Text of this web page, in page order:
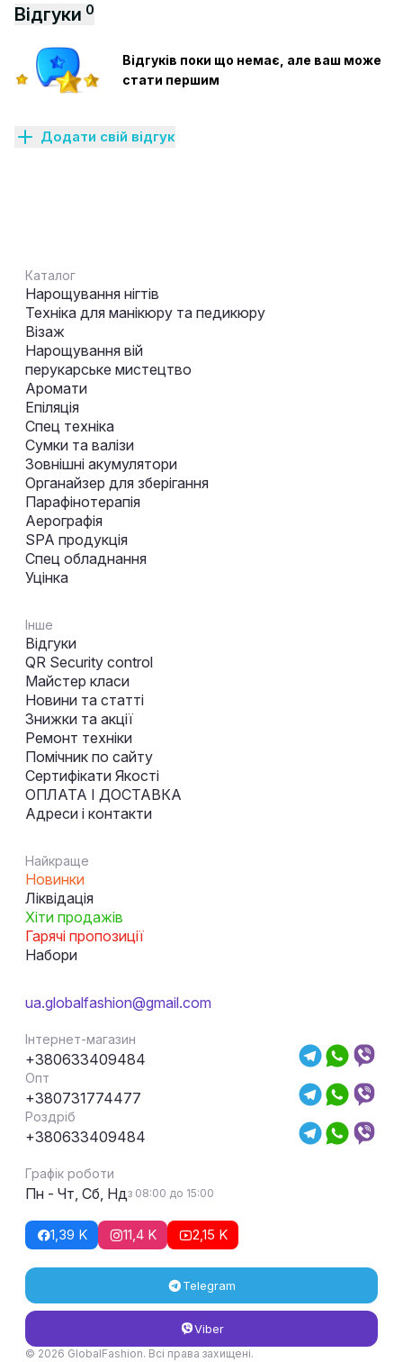
Відгуки 0
Відгуків поки що немає, але ваш може
стати першим
Додати свій відгук
Каталог
Нарощування нігтів
Техніка для манікюру та педикюру
Візаж
Нарощування вій
перукарське мистецтво
Аромати
Епіляція
Спец техніка
Сумки та валізи
Зовнішні акумулятори
Органайзер для зберігання
Парафінотерапія
Аерографія
SPA продукція
Спец обладнання
Уцінка
Інше
Відгуки
QR Security control
Майстер класи
Новини та статті
Знижки та акції
Ремонт техніки
Помічник по сайту
Сертифікати Якості
ОПЛАТА І ДОСТАВКА
Адреси і контакти
Найкраще
Новинки
Ліквідація
Хіти продажів
Гарячі пропозиції
Набори
ua.globalfashion@gmail.com
Інтернет-магазин
+380633409484
Опт
+380731774477
Роздріб
+380633409484
Графік роботи
Пн - Чт, Сб, Ндз 08:00 до 15:00
1,39 K 11,4 K 2,15 K
Telegram
Viber
© 2026 GlobalFashion. Всі права захищені.